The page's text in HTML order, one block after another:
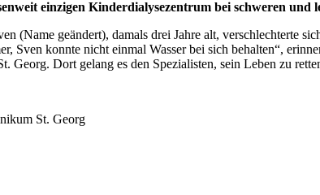
einzigen Kinderdialysezentrum bei schweren
(Name geändert), damals drei Jahre alt, verschlechterte
konnte nicht einmal Wasser bei sich behalten“,
Georg. Dort gelang es den Spezialisten, sein Leben zu
St. Georg